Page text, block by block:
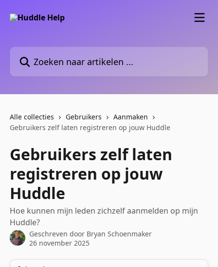
Zoeken naar artikelen ...
Alle collecties Gebruikers
Aanmaken
Gebruikers zelf laten registreren op jouw Huddle
Gebruikers zelf laten
registreren op jouw
Huddle
Hoe kunnen mijn leden zichzelf aanmelden op mijn
Huddle?
Geschreven door Bryan Schoenmaker
26 november 2025